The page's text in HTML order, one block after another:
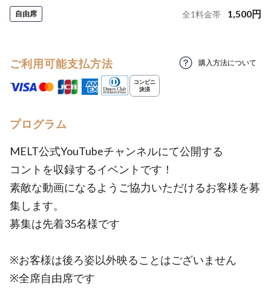
自由席 全1料金帯 1,500円
ご利用可能支払方法 購入方法について
プログラム
MELT公式YouTubeチャンネルにて公開する
コントを収録するイベントです！
素敵な動画になるようご協力いただけるお客様を募
集します。
募集は先着35名様です
※お客様は後ろ姿以外映ることはございません
※全席自由席です